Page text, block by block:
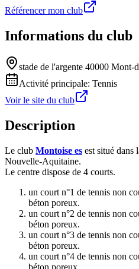
Référencer mon club
Informations du club
stade de l'argente 40000 Mont-
Activité principale: Tennis
Voir le site du club
Description
Le club Montoise es est situé dans
Nouvelle-Aquitaine.
Le centre dispose de 4 courts.
un court n°1 de tennis non
béton poreux.
un court n°2 de tennis non
béton poreux.
un court n°3 de tennis non
béton poreux.
un court n°4 de tennis non
béton poreux.